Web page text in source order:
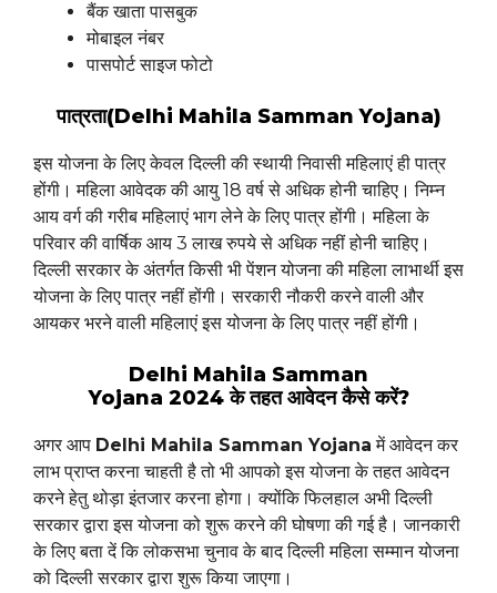
बैंक खाता पासबुक
मोबाइल नंबर
पासपोर्ट साइज फोटो
पात्रता(Delhi Mahila Samman Yojana)
इस योजना के लिए केवल दिल्ली की स्थायी निवासी महिलाएं ही पात्र
होंगी। महिला आवेदक की आयु 18 वर्ष से अधिक होनी चाहिए। निम्न
आय वर्ग की गरीब महिलाएं भाग लेने के लिए पात्र होंगी। महिला के
परिवार की वार्षिक आय 3 लाख रुपये से अधिक नहीं होनी चाहिए।
दिल्ली सरकार के अंतर्गत किसी भी पेंशन योजना की महिला लाभार्थी इस
योजना के लिए पात्र नहीं होंगी। सरकारी नौकरी करने वाली और
आयकर भरने वाली महिलाएं इस योजना के लिए पात्र नहीं होंगी।
Delhi Mahila Samman
Yojana 2024 के तहत आवेदन कैसे करें?
अगर आप Delhi Mahila Samman Yojana में आवेदन कर
लाभ प्राप्त करना चाहती है तो भी आपको इस योजना के तहत आवेदन
करने हेतु थोड़ा इंतजार करना होगा। क्योंकि फिलहाल अभी दिल्ली
सरकार द्वारा इस योजना को शुरू करने की घोषणा की गई है। जानकारी
के लिए बता दें कि लोकसभा चुनाव के बाद दिल्ली महिला सम्मान योजना
को दिल्ली सरकार द्वारा शुरू किया जाएगा।